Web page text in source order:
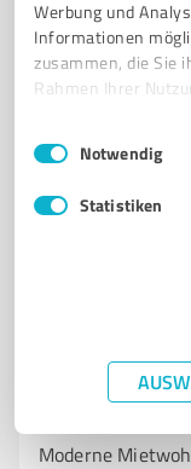
Werbung und
Informationen
zusammen, die Sie
Rahmen Ihrer
Impressum
Einwilligungsauswahl
Notwendig
Statistiken
VERWALTUNG VON
info@blimo.de
Moderne